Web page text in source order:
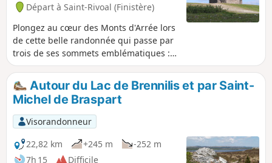
Départ à Saint-Rivoal (Finistère)
Plongez au cœur des Monts d'Arrée lors
de cette belle randonnée qui passe par
trois de ses sommets emblématiques :
Ménez-Mikel, Tuchenn Kador et Roc'h
Cléger. Le circuit permet aussi de
découvrir deux villages pittoresques et
de traverser une zone de tourbières : le
" Yeun Elez ". C'est là que la tradition
bretonne situait la porte de l'enfer.
Dernière rencontre : un étrange
alignement mégalithique perdu dans la
Autour du Lac de Brennilis et par Saint-
Michel de Braspart
Visorandonneur
22,82 km
+245 m
-252 m
7h 15
Difficile